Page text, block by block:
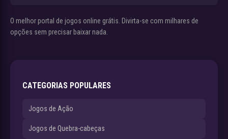
O melhor portal de jogos online grátis. Divirta-se com milhares de
opções sem precisar baixar nada.
CATEGORIAS POPULARES
Jogos de Ação
Jogos de Quebra-cabeças